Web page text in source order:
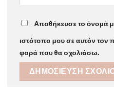
Αποθήκευσε το όνομά
ιστότοπο μου σε αυτόν τον
φορά που θα σχολιάσω.